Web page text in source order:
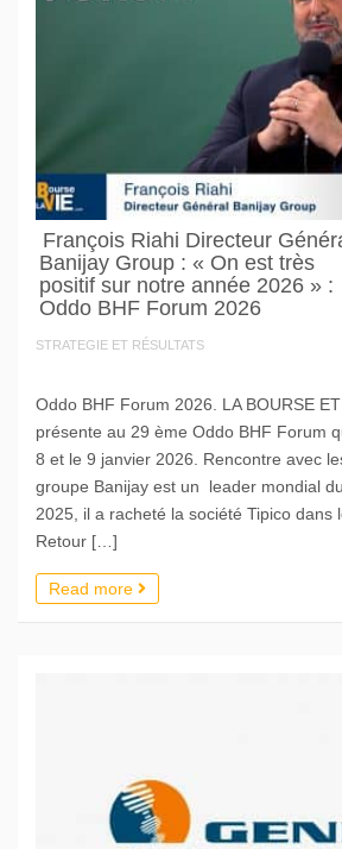
François Riahi Directeur
Banijay Group : « On est très
positif sur notre année 2026 » :
Oddo BHF Forum 2026
STRATEGIE ET RÉSULTATS
Oddo BHF Forum 2026. LA BOURSE
présente au 29 ème Oddo BHF Forum
8 et le 9 janvier 2026. Rencontre avec
groupe Banijay est un leader mondial
2025, il a racheté la société Tipico dans
Retour […]
Read more